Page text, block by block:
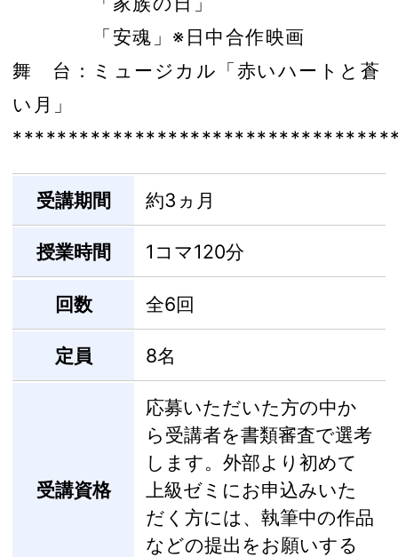
「安魂」※日中合作映画
舞 台：ミュージカル「赤いハートと蒼
い月」
受講期間 約3ヵ月
授業時間 1コマ120分
回数 全6回
定員 8名
受講資格
応募いただいた方の中か
ら受講者を書類審査で選考
します。外部より初めて
上級ゼミにお申込みいた
だく方には、執筆中の作品
などの提出をお願いする